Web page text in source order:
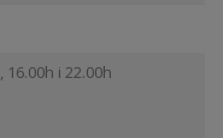
16.00h i 22.00h